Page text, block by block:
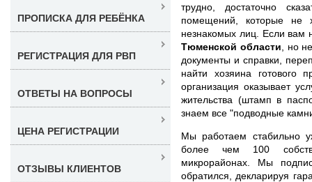
трудно, достаточно
помещений, которые не
незнакомых лиц. Если вам
Тюменской области , но
документы и справки,
найти хозяина готового
организация оказывает
жительства (штамп в
знаем все "подводные
Мы работаем стабильно
более чем 100
микрорайонах. Мы
обратился, декларируя
ПРОПИСКА ДЛЯ РЕБЁНКА
РЕГИСТРАЦИЯ ДЛЯ РВП
ОТВЕТЫ НА ВОПРОСЫ
ЦЕНА РЕГИСТРАЦИИ
ОТЗЫВЫ КЛИЕНТОВ